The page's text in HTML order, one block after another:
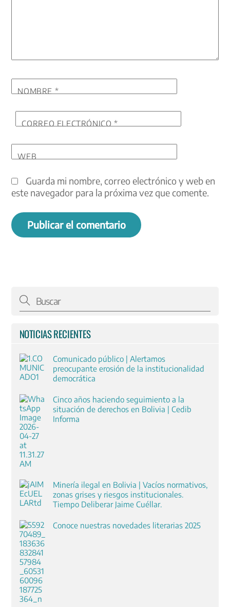
NOMBRE *
CORREO ELECTRÓNICO*
WEB
Guarda mi nombre, correo electrónico y web en
este navegador para la próxima vez que comente.
NOTICIAS RECIENTES
Comunicado público | Alertamos
preocupante erosión de la institucionalidad
democrática
Cinco años haciendo seguimiento a la
situación de derechos en Bolivia | Cedib
Informa
Minería ilegal en Bolivia | Vacíos normativos,
zonas grises y riesgos institucionales.
Tiempo Deliberar Jaime Cuéllar.
Conoce nuestras novedades literarias 2025